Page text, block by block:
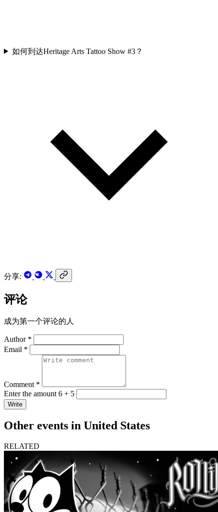
如何到达Heritage Arts Tattoo Show #3？
分享:
评论
成为第一个评论的人
Author *
Email *
Comment *
Enter the amount 6 + 5
Write
Other events in United States
RELATED